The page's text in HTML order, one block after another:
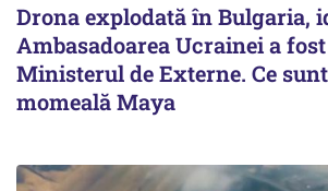
Drona explodată în Bulgaria,
Ambasadoarea Ucrainei a
Ministerul de Externe. Ce
momeală Maya